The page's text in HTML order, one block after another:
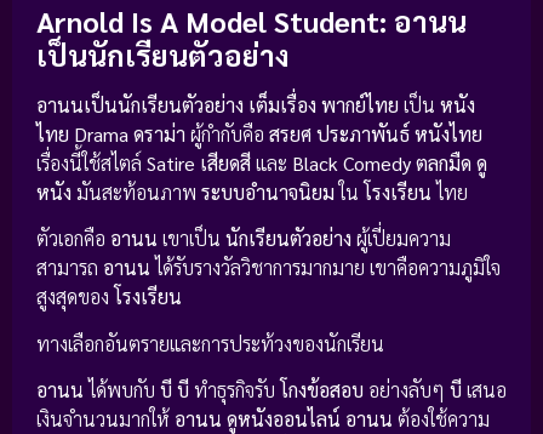
Arnold Is A Model Student: อานน
เป็นนักเรียนตัวอย่าง
อานนเป็นนักเรียนตัวอย่าง เต็มเรื่อง พากย์ไทย เป็น หนัง
ไทย Drama ดราม่า ผู้กำกับคือ สรยศ ประภาพันธ์หนังไทย
เรื่องนี้ใช้สไตล์ Satire เสียดสีและ Black Comedy ตลกมืด ดู
หนัง มันสะท้อนภาพ ระบบอำนาจนิยมใน โรงเรียนไทย
ตัวเอกคือ อานน เขาเป็น นักเรียนตัวอย่าง ผู้เปี่ยมความ
สามารถ อานนได้รับรางวัลวิชาการมากมาย เขาคือความภูมิใจ
สูงสุดของ โรงเรียน
ทางเลือกอันตรายและการประท้วงของนักเรียน
อานนได้พบกับ บีบีทำธุรกิจรับ โกงข้อสอบ อย่างลับๆ บีเสนอ
เงินจำนวนมากให้ อานน ดูหนังออนไลน์ อานน ต้องใช้ความ